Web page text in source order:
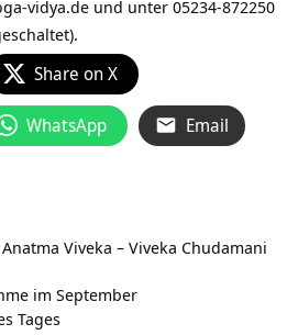
vidya.de und unter 05234-872250
Share on X
WhatsApp Email
Viveka – Viveka Chudamani
im September
Tages